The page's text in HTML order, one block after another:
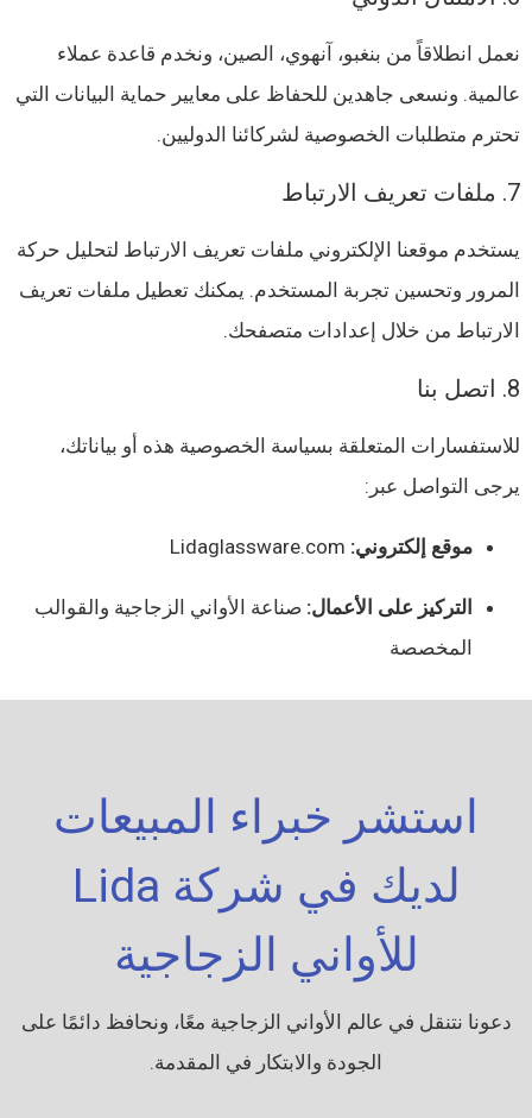
نعمل انطلاقاً من بنغبو، آنهوي، الصين، ونخدم قاعدة عملاء
عالمية. ونسعى جاهدين للحفاظ على معايير حماية البيانات التي
تحترم متطلبات الخصوصية لشركائنا الدوليين.
7. ملفات تعريف الارتباط
يستخدم موقعنا الإلكتروني ملفات تعريف الارتباط لتحليل حركة
المرور وتحسين تجربة المستخدم. يمكنك تعطيل ملفات تعريف
الارتباط من خلال إعدادات متصفحك.
8. اتصل بنا
للاستفسارات المتعلقة بسياسة الخصوصية هذه أو بياناتك،
يرجى التواصل عبر:
موقع إلكتروني:
التركيز على الأعمال: صناعة الأواني الزجاجية والقوالب
المخصصة
استشر خبراء المبيعات
لديك في شركة Lida
للأواني الزجاجية
دعونا نتنقل في عالم الأواني الزجاجية معًا، ونحافظ دائمًا على
الجودة والابتكار في المقدمة.